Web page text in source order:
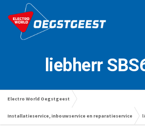
liebherr
Electro World Oegstgeest
Installatieservice, inbouwservice en reparatieservice